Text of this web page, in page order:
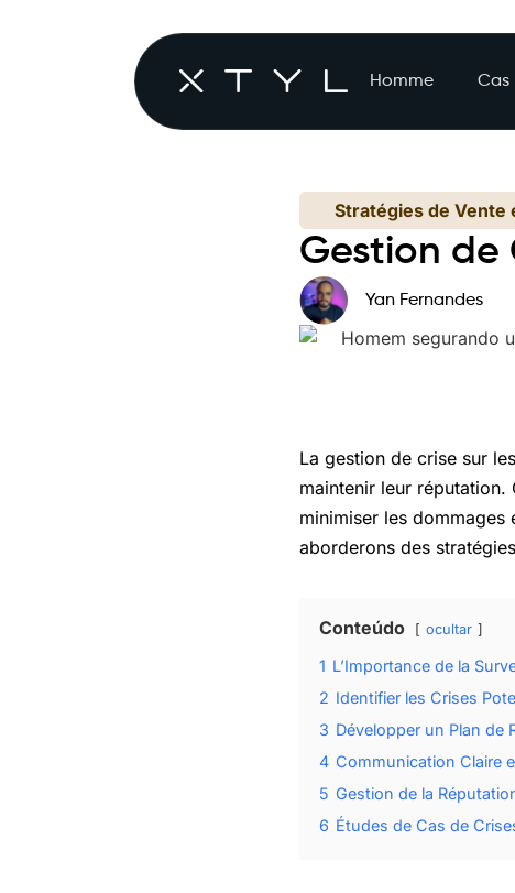
Homme Cas
Stratégies de Vente
Gestion de
Yan Fernandes
La gestion de crise sur
maintenir leur réputation.
minimiser les
aborderons des
Conteúdo ocultar
1 L’Importance de la
2 Identifier les Crises
3 Développer un Plan de
4 Communication Claire
5 Gestion de la
6 Études de Cas de